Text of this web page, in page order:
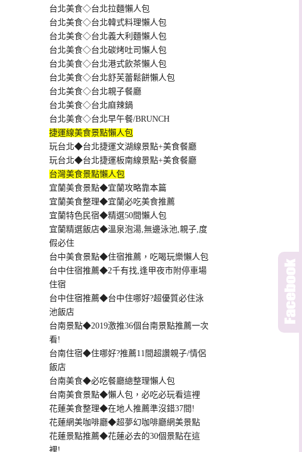
台北美食◇台北拉麵懶人包
台北美食◇台北韓式料理懶人包
台北美食◇台北義大利麵懶人包
台北美食◇台北碳烤吐司懶人包
台北美食◇台北港式飲茶懶人包
台北美食◇台北舒芙蕾鬆餅懶人包
台北美食◇台北親子餐廳
台北美食◇台北麻辣鍋
台北美食◇台北早午餐/BRUNCH
捷運線美食景點懶人包
玩台北◆台北捷運文湖線景點+美食餐廳
玩台北◆台北捷運板南線景點+美食餐廳
台灣美食景點懶人包
宜蘭美食景點◆宜蘭攻略靠本篇
宜蘭美食整理◆宜蘭必吃美食推薦
宜蘭特色民宿◆精選50間懶人包
宜蘭精選飯店◆溫泉泡湯,無邊泳池,親子,度
假必住
台中美食景點◆住宿推薦，吃喝玩樂懶人包
台中住宿推薦◆2千有找,逢甲夜市附停車場
住宿
台中住宿推薦◆台中住哪好?超優質必住泳
池飯店
台南景點◆2019激推36個台南景點推薦一次
看!
台南住宿◆住哪好?推薦11間超讚親子/情侶
飯店
台南美食◆必吃餐廳總整理懶人包
台南美食景點◆懶人包，必吃必玩看這裡
花蓮美食整理◆在地人推薦準沒錯37間!
花蓮網美咖啡廳◆超夢幻咖啡廳網美景點
花蓮景點推薦◆花蓮必去的30個景點在這
裡!